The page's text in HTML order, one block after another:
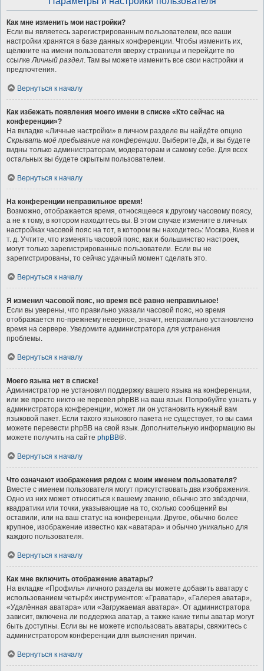
Как мне изменить мои настройки?
Если вы являетесь зарегистрированным пользователем, все ваши
настройки хранятся в базе данных конференции. Чтобы изменить их,
щёлкните на имени пользователя вверху страницы и перейдите по
ссылкеЛичный раздел. Там вы можете изменить все свои настройки и
предпочтения.
Вернуться к началу
Как избежать появления моего имени в списке «Кто сейчас на
конференции»?
На вкладке «Личные настройки» в личном разделе вы найдёте опцию
Скрывать моё пребывание на конференции. ВыберитеДа, и вы будете
видны только администраторам, модераторам и самому себе. Для всех
остальных вы будете скрытым пользователем.
Вернуться к началу
На конференции неправильное время!
Возможно, отображается время, относящееся к другому часовому поясу,
а не к тому, в котором находитесь вы. В этом случае измените в личных
настройках часовой пояс на тот, в котором вы находитесь: Москва, Киев и
т. д. Учтите, что изменять часовой пояс, как и большинство настроек,
могут только зарегистрированные пользователи. Если вы не
зарегистрированы, то сейчас удачный момент сделать это.
Вернуться к началу
Я изменил часовой пояс, но время всё равно неправильное!
Если вы уверены, что правильно указали часовой пояс, но время
отображается по-прежнему неверное, значит, неправильно установлено
время на сервере. Уведомите администратора для устранения
проблемы.
Вернуться к началу
Моего языка нет в списке!
Администратор не установил поддержку вашего языка на конференции,
или же просто никто не перевёл phpBB на ваш язык. Попробуйте узнать у
администратора конференции, может ли он установить нужный вам
языковой пакет. Если такого языкового пакета не существует, то вы сами
можете перевести phpBB на свой язык. Дополнительную информацию вы
можете получить на сайте phpBB®.
Вернуться к началу
Что означают изображения рядом с моим именем пользователя?
Вместе с именем пользователя могут присутствовать два изображения.
Одно из них может относиться к вашему званию, обычно это звёздочки,
квадратики или точки, указывающие на то, сколько сообщений вы
оставили, или на ваш статус на конференции. Другое, обычно более
крупное, изображение известно как «аватара» и обычно уникально для
каждого пользователя.
Вернуться к началу
Как мне включить отображение аватары?
На вкладке «Профиль» личного раздела вы можете добавить аватару с
использованием четырёх инструментов: «Граватар», «Галерея аватар»,
«Удалённая аватара» или «Загружаемая аватара». От администратора
зависит, включена ли поддержка аватар, а также какие типы аватар могут
быть доступны. Если вы не можете использовать аватары, свяжитесь с
администратором конференции для выяснения причин.
Вернуться к началу